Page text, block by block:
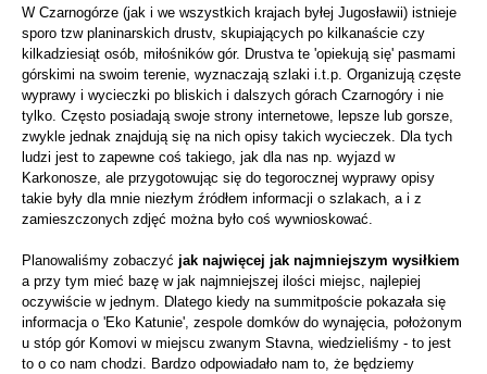
W Czarnogórze (jak i we wszystkich krajach byłej Jugosławii) istnieje
sporo tzw planinarskich drustv, skupiających po kilkanaście czy
kilkadziesiąt osób, miłośników gór. Drustva te 'opiekują się' pasmami
górskimi na swoim terenie, wyznaczają szlaki i.t.p. Organizują częste
wyprawy i wycieczki po bliskich i dalszych górach Czarnogóry i nie
tylko. Często posiadają swoje strony internetowe, lepsze lub gorsze,
zwykle jednak znajdują się na nich opisy takich wycieczek. Dla tych
ludzi jest to zapewne coś takiego, jak dla nas np. wyjazd w
Karkonosze, ale przygotowując się do tegorocznej wyprawy opisy
takie były dla mnie niezłym źródłem informacji o szlakach, a i z
zamieszczonych zdjęć można było coś wywnioskować.
Planowaliśmy zobaczyć jak najwięcej jak najmniejszym wysiłkiem
a przy tym mieć bazę w jak najmniejszej ilości miejsc, najlepiej
oczywiście w jednym. Dlatego kiedy na summitpoście pokazała się
informacja o 'Eko Katunie', zespole domków do wynajęcia, położonym
u stóp gór Komovi w miejscu zwanym Stavna, wiedzieliśmy - to jest
to o co nam chodzi. Bardzo odpowiadało nam to, że będziemy